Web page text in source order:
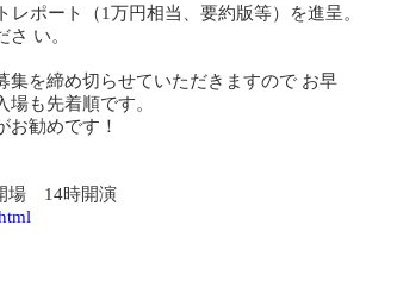
ポート（1万円相当、要約版等）を進呈。
い。
集を締め切らせていただきますので お早
も先着順です。
お勧めです！
場 14時開演